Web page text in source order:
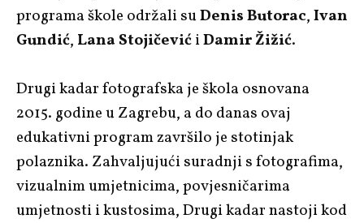
programa škole održali suDenis Butorac,Ivan
Gundić, Lana StojičevićiDamir Žižić.
Drugi kadar fotografska je škola osnovana
2015. godine u Zagrebu, a do danas ovaj
edukativni program završilo je stotinjak
polaznika. Zahvaljujući suradnji s fotografima,
vizualnim umjetnicima, povjesničarima
umjetnosti i kustosima, Drugi kadar nastoji kod